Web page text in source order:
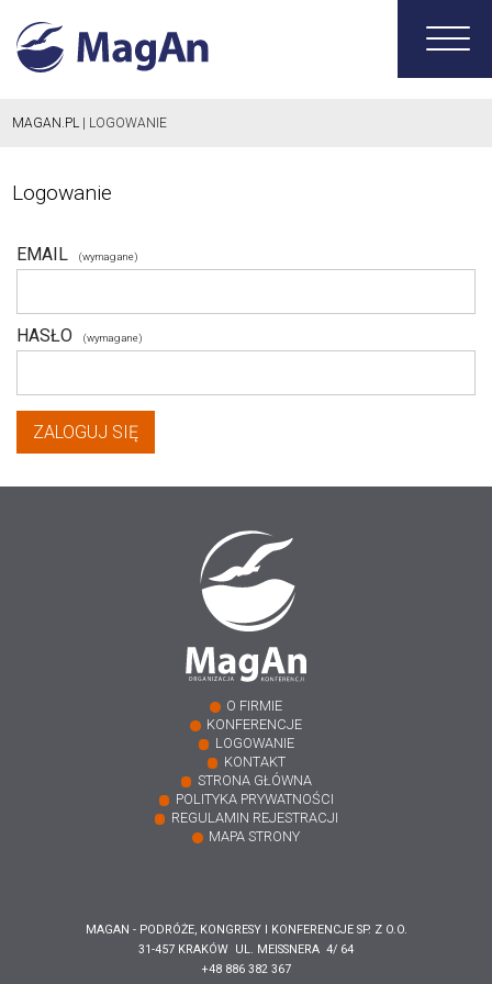
MAGAN.PL | LOGOWANIE
Logowanie
Formularz
logowania
EMAIL (wymagane)
HASŁO (wymagane)
O FIRMIE
KONFERENCJE
LOGOWANIE
KONTAKT
STRONA GŁÓWNA
POLITYKA PRYWATNOŚCI
REGULAMIN REJESTRACJI
MAPA STRONY
MAGAN - PODRÓŻE, KONGRESY I KONFERENCJE SP. Z O.O.
31-457 KRAKÓW UL. MEISSNERA 4/ 64
+48 886 382 367